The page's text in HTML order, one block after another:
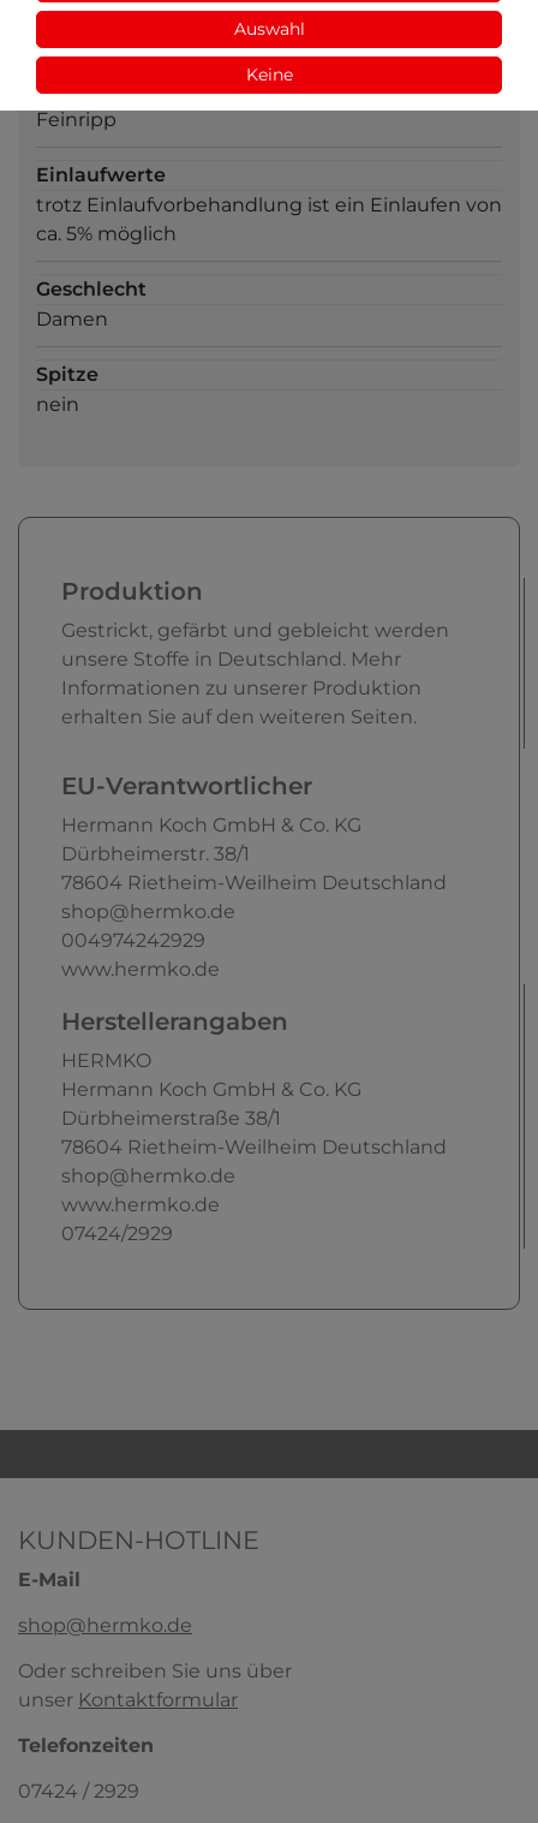
Strickart
Feinripp
Einlaufwerte
trotz Einlaufvorbehandlung ist ein Einlaufen von
ca. 5% möglich
Geschlecht
Damen
Spitze
nein
Produktion
Gestrickt, gefärbt und gebleicht werden
unsere Stoffe in Deutschland. Mehr
Informationen zu unserer Produktion
erhalten Sie auf den weiteren Seiten.
EU-Verantwortlicher
Hermann Koch GmbH & Co. KG
Dürbheimerstr. 38/1
78604 Rietheim-Weilheim Deutschland
shop@hermko.de
004974242929
www.hermko.de
Herstellerangaben
HERMKO
Hermann Koch GmbH & Co. KG
Dürbheimerstraße 38/1
78604 Rietheim-Weilheim Deutschland
shop@hermko.de
www.hermko.de
07424/2929
KUNDEN-HOTLINE
E-Mail
shop@hermko.de
Oder schreiben Sie uns über
unser Kontaktformular
Telefonzeiten
07424 / 2929
Auswahl
Keine